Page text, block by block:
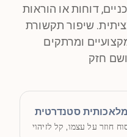
דוחות או הוראות
שיפור תקשורת
ומרתקים
סטנדרטית